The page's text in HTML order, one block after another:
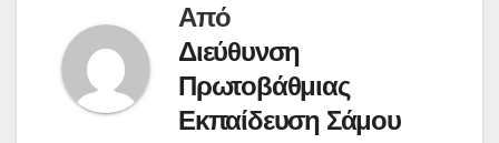
Από
Διεύθυνση
Πρωτοβάθμιας
Εκπαίδευση Σάμου